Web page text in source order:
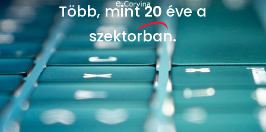
Több, mint 20 éve a
szektorban.